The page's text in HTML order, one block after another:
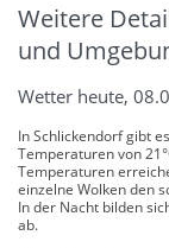
Weitere
und
Wetter heute,
In Schlickendorf gibt
Temperaturen von
Temperaturen
einzelne Wolken den
In der Nacht bilden
ab.